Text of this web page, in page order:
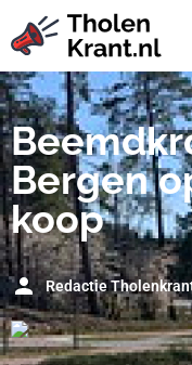
Bergen
koop
Redactie